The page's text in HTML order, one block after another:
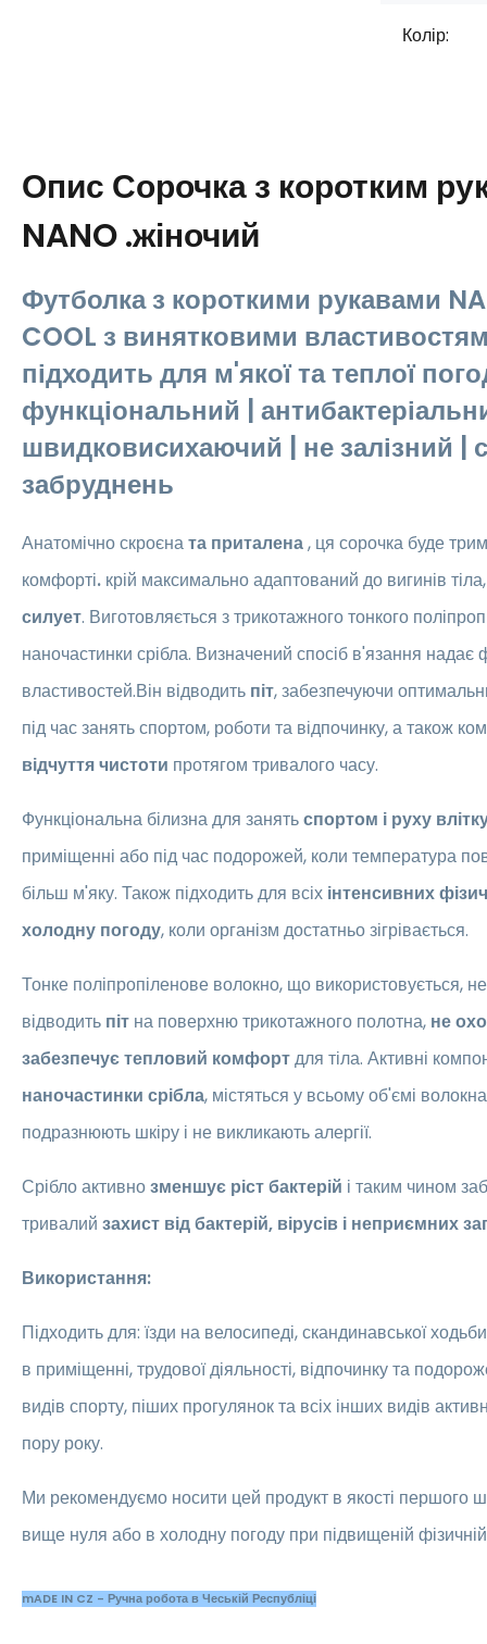
Колір:
Опис Сорочка з коротким
NANO .жіночий
Футболка з короткими рукавами
COOL з винятковими
підходить для м'якої та теплої
функціональний |
швидковисихаючий | не залізний |
забруднень
Анатомічно скроєната приталена, ця сорочка буде
комфорті. крій максимально адаптований до вигинів
силует. Виготовляється з трикотажного тонкого
наночастинки срібла. Визначений спосіб в'язання надає
властивостей.Він відводить піт, забезпечуючи
під час занять спортом, роботи та відпочинку, а також
відчуття чистоти протягом тривалого часу.
Функціональна білизна для занятьспортом і руху
приміщенні або під час подорожей, коли температура
більш м'яку. Також підходить для всіх інтенсивних
холодну погоду, коли організм достатньо зігрівається.
Тонке поліпропіленове волокно, що використовується,
відводить піт на поверхню трикотажного полотна, не
забезпечує тепловий комфортдля тіла. Активні
наночастинки срібла, містяться у всьому об'ємі
подразнюють шкіру і не викликають алергії.
Срібло активнозменшує ріст бактерій і таким чином
тривалий захист від бактерій, вірусів і неприємних
Використання:
Підходить для: їзди на велосипеді, скандинавської
в приміщенні, трудової діяльності, відпочинку та
видів спорту, піших прогулянок та всіх інших видів
пору року.
Ми рекомендуємо носити цей продукт в якості першого
вище нуля або в холодну погоду при підвищеній фізичній
mADE IN CZ - Ручна робота в Чеській Республіці